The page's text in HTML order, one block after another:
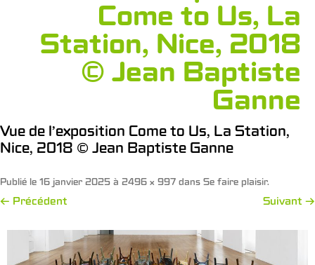
Come to Us, La
Station, Nice, 2018
© Jean Baptiste
Ganne
Vue de l’exposition Come to Us, La Station,
Nice, 2018 © Jean Baptiste Ganne
Publié le 16 janvier 2025 à 2496 × 997 dans Se faire plaisir.
← Précédent Suivant →